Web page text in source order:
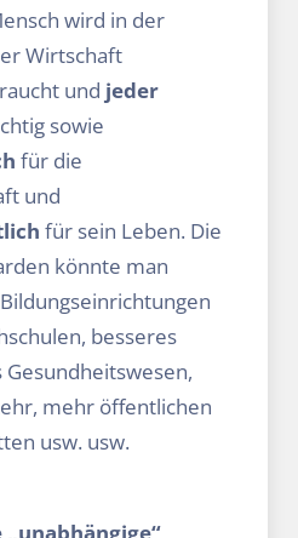
wird in der
Wirtschaft
und jeder
sowie
für die
und
für sein Leben. Die
könnte man
besseres
mehr öffentlichen
usw. usw.